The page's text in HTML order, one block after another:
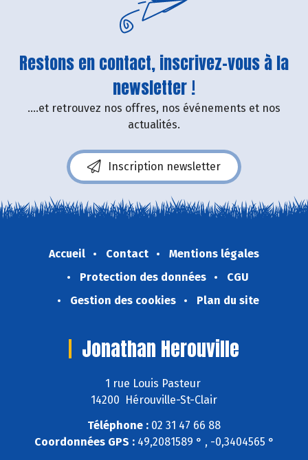
Restons en contact, inscrivez-vous à la
newsletter !
....et retrouvez nos offres, nos événements et nos
actualités.
Inscription newsletter
Accueil Contact
Mentions légales
Protection des données
CGU
Gestion des cookies
Plan du site
Jonathan Herouville
1 rue Louis Pasteur
14200 Hérouville-St-Clair
Téléphone : 02 31 47 66 88
Coordonnées GPS :49,2081589 ° , -0,3404565 °